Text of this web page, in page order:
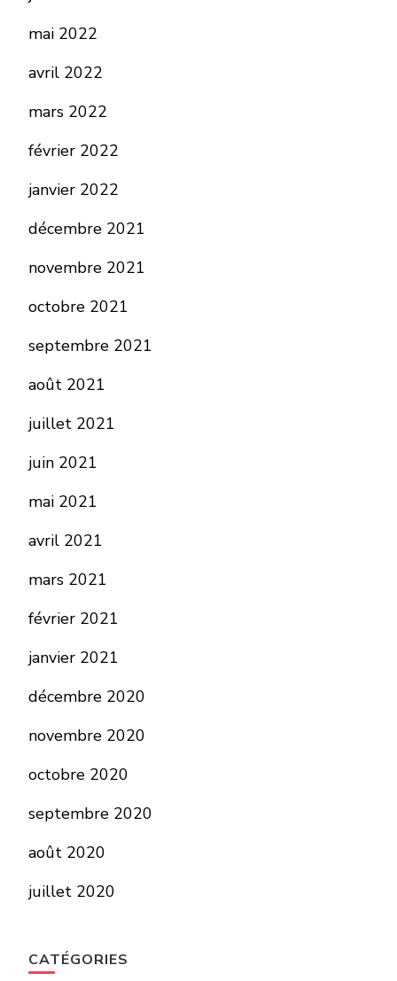
mai 2022
avril 2022
mars 2022
février 2022
janvier 2022
décembre 2021
novembre 2021
octobre 2021
septembre 2021
août 2021
juillet 2021
juin 2021
mai 2021
avril 2021
mars 2021
février 2021
janvier 2021
décembre 2020
novembre 2020
octobre 2020
septembre 2020
août 2020
juillet 2020
CATÉGORIES